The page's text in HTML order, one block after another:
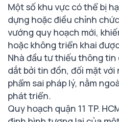
Một số khu vực có thể bị
dựng hoặc điều chỉnh
vướng quy hoạch mới,
hoặc không triển khai
Nhà đầu tư thiếu thông
dắt bởi tin đồn, đối mặt với
phẩm sai pháp lý, nằm
phát triển.
Quy hoạch quận 11 TP.